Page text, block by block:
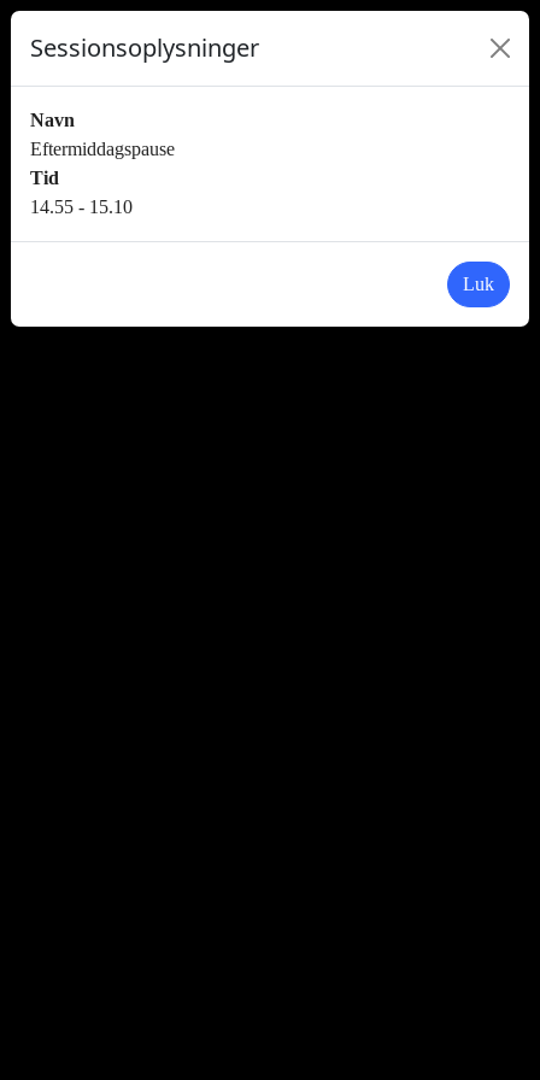
Sessionsoplysninger
Navn
Eftermiddagspause
Tid
14.55 - 15.10
Luk